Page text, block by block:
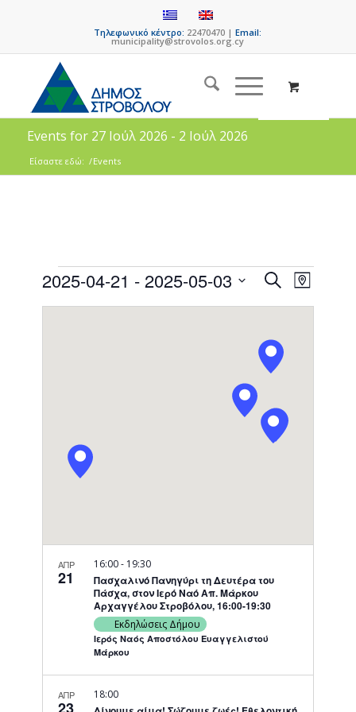
Τηλεφωνικό κέντρο: 22470470 |Email:
municipality@strovolos.org.cy
Events for 27 Ιούλ 2026 - 2 Ιούλ 2026
Είσαστε εδώ: /Events
Events
Search
Views
SearchEvent
Views
Map
2025-04-21 - 2025-05-03
ΑΠΡ
21
Πασχαλινό Πανηγύρι τη Δευτέρα του
Πάσχα, στον Ιερό Ναό Απ. Μάρκου
Αρχαγγέλου Στροβόλου, 16:00-19:30
16:00- 19:30
Εκδηλώσεις Δήμου
Ιερός Ναός Αποστόλου Ευαγγελιστού
Μάρκου
ΑΠΡ 18:00